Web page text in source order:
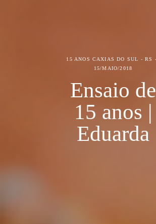
15 ANOS CAXIAS DO SUL - RS
15/MAIO/2018
Ensaio de
15 anos |
Eduarda